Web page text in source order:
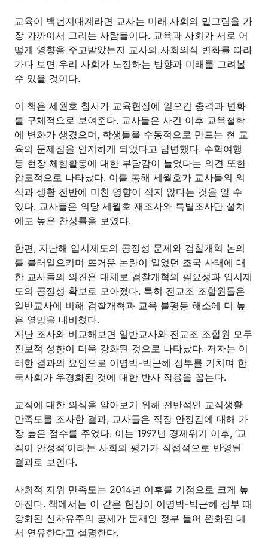
교육이 백년지대계라면 교사는 미래 사회의 밑그림을 가
장 가까이서 그리는 사람들이다. 교육과 사회가 서로 어
떻게 영향을 주고받았는지 교사의 사회의식 변화를 따라
가다 보면 우리 사회가 노정하는 방향과 미래를 그려볼
수 있을 것이다.
이 책은 세월호 참사가 교육현장에 일으킨 충격과 변화
를 구체적으로 보여준다. 교사들은 사건 이후 교육철학
에 변화가 생겼으며, 학생들을 수동적으로 만드는 현 교
육의 문제점을 인지하게 되었다고 답변했다. 수학여행
등 현장 체험활동에 대한 부담감이 늘었다는 의견 또한
압도적으로 나타났다. 이를 통해 세월호가 교사들의 의
식과 생활 전반에 미친 영향이 적지 않다는 것을 알 수
있다. 교사들은 의당 세월호 재조사와 특별조사단 설치
에도 높은 찬성률을 보였다.
한편, 지난해 입시제도의 공정성 문제와 검찰개혁 논의
를 불러일으키며 뜨거운 논란이 일었던 조국 사태에 대
한 교사들의 의견은 대체로 검찰개혁의 필요성과 입시제
도의 공정성 확보로 모아졌다. 특히 전교조 조합원들은
일반교사에 비해 검찰개혁과 교육 불평등 해소에 더 높
은 열망을 내비쳤다.
지난 조사와 비교해보면 일반교사와 전교조 조합원 모두
진보적 성향이 더욱 강화된 것으로 나타났다. 저자는 이
러한 결과의 요인으로 이명박-박근혜 정부를 거치며 한
국사회가 우경화된 것에 대한 반사 작용을 꼽는다.
교직에 대한 의식을 알아보기 위해 전반적인 교직생활
만족도를 조사한 결과, 교사들은 직장 안정감에 대해 가
장 높은 점수를 주었다. 이는 1997년 경제위기 이후, ‘교
직이 안정적’이라는 사회의 평가가 직접적으로 반영된
결과로 보인다.
사회적 지위 만족도는 2014년 이후를 기점으로 크게 높
아진다. 책에서는 이 같은 현상이 이명박-박근혜 정부 때
강화된 신자유주의 공세가 문재인 정부 들어 완화된 데
서 연유한다고 설명한다.